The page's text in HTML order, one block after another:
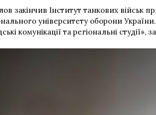
закінчив Інститут танкових військ
університету оборони
комунікації та регіональні